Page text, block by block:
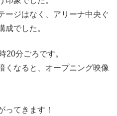
ージはなく、アリーナ中央ぐ
成でした。
20分ごろです。
くなると、オープニング映像
ってきます！